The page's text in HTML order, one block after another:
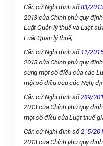
Căn cứ Nghị định số83/
2013 của Chính phủ quy
Luật Quản lý thuế và Luật
Luật Quản lý thuế;
Căn cứ Nghị định số 12/
2015 của Chính phủ quy
sung một số điều của các
một số điều của các Nghị
Căn cứ Nghị định số209/
2013 của Chính phủ quy
một số điều của Luật thuế
Căn cứ Nghị định số215/
2013 của Chính phủ quy